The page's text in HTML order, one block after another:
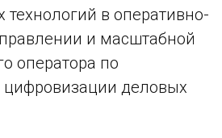
в оперативно-
и масштабной
оператора по
цифровизации деловых